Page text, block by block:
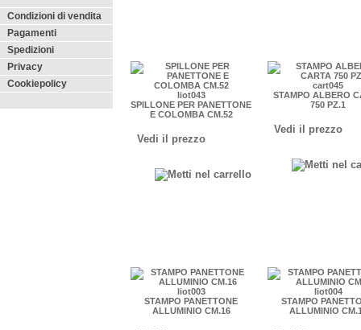
Condizioni di vendita
Pagamenti
Spedizioni
Privacy
Cookiepolicy
liot043
SPILLONE PER PANETTONE
E COLOMBA CM.52
Vedi il prezzo
cart045
STAMPO ALBERO
750 PZ.1
Vedi il prezzo
liot003
STAMPO PANETTONE
ALLUMINIO CM.16
liot004
STAMPO
ALLUMINIO